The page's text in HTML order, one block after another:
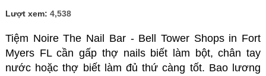
Lượt xem: 4,538
Tiệm Noire The Nail Bar - Bell Tower Shops in Fort
Myers FL cần gấp thợ nails biết làm bột, chân tay
nước hoặc thợ biết làm đủ thứ càng tốt. Bao lương